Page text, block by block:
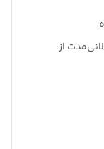
از